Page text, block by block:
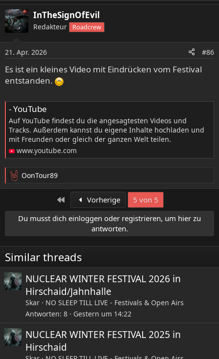
Mal hoffentlich wieder mit
und auch mit@-DMR-, kann ja nicht angehen dass
Sulphur Totti so entspannt feiern kann und niemand mehr
Götz Kühnemosh hat es auch sehr gefallen , hoffentlich
gibt’s endlich mal nen Festivalbericht .
a
k
t
n
e
n
:
InTheSignOfEvil
Redakteur Roadcrew
21. Apr. 2026 #86
Es ist ein kleines Video mit Eindrücken vom Festival
entstanden.
- YouTube
Auf YouTube findest du die angesagtesten Videos und
Tracks. Außerdem kannst du eigene Inhalte hochladen und
mit Freunden oder gleich der ganzen Welt teilen.
www.youtube.com
R
e
o
n
e
n
:
OonTour89
Erste Vorherige
5 von 5
Du musst dich einloggen oder registrieren, um hier zu
antworten.
Similar threads
NUCLEAR WINTER FESTIVAL 2026 in
Hirschaid/Jahnhalle
Skar
NO SLEEP TILL LIVE - Festivals & Open Airs
Antworten 8 Gestern um 14:22
NUCLEAR WINTER FESTIVAL 2025 in
Hirschaid